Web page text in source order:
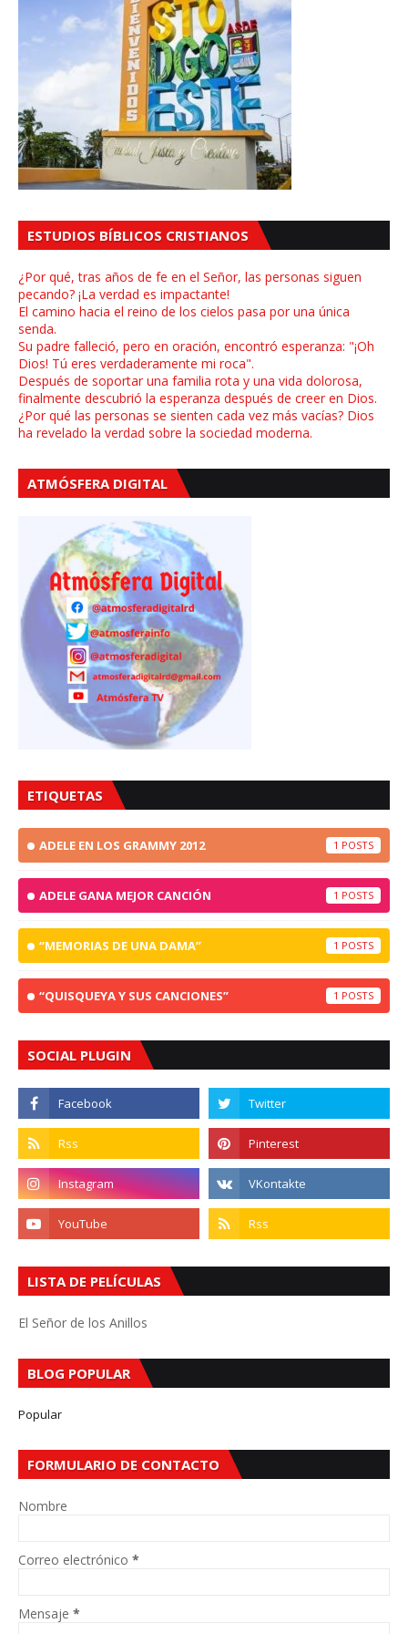
ESTUDIOS BÍBLICOS CRISTIANOS
¿Por qué, tras años de fe en el Señor, las personas siguen
pecando? ¡La verdad es impactante!
El camino hacia el reino de los cielos pasa por una única
senda.
Su padre falleció, pero en oración, encontró esperanza: "¡Oh
Dios! Tú eres verdaderamente mi roca".
Después de soportar una familia rota y una vida dolorosa,
finalmente descubrió la esperanza después de creer en Dios.
¿Por qué las personas se sienten cada vez más vacías? Dios
ha revelado la verdad sobre la sociedad moderna.
ATMÓSFERA DIGITAL
ETIQUETAS
ADELE EN LOS GRAMMY 2012 1
ADELE GANA MEJOR CANCIÓN 1
“MEMORIAS DE UNA DAMA” 1
“QUISQUEYA Y SUS CANCIONES” 1
SOCIAL PLUGIN
LISTA DE PELÍCULAS
El Señor de los Anillos
BLOG POPULAR
Popular
FORMULARIO DE CONTACTO
Nombre
Correo electrónico *
Mensaje *